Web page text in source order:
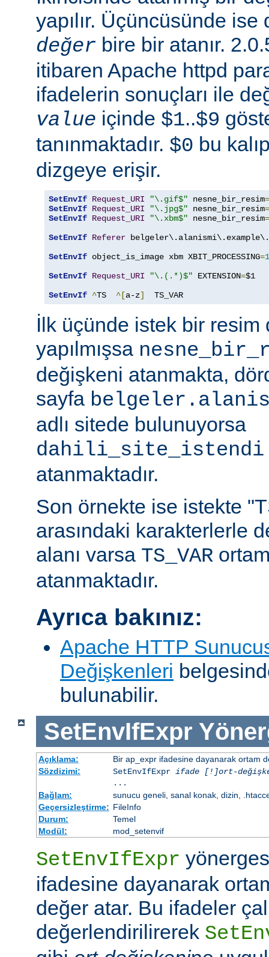
yapılır. Üçüncüsünde
değer bire bir atanır.
itibaren Apache httpd
ifadelerin sonuçları ile
value içinde $1..$9
tanınmaktadır. $0 bu
dizgeye erişir.
SetEnvIf Request_URI "\.gif$" nesne_bir_resim=
SetEnvIf Request_URI "\.jpg$" nesne_bir_resim=
SetEnvIf Request_URI "\.xbm$" nesne_bir_resim=
SetEnvIf Referer
SetEnvIf object_is_image xbm XBIT_PROCESSING=1
SetEnvIf Request_URI "\.(.*)$" EXTENSION=$1
SetEnvIf ^TS ^[a-z]
  TS_VAR
İlk üçünde istek bir resim
yapılmışsa
değişkeni atanmakta,
sayfa
adlı sitede bulunuyorsa
dahili_site_istendi
atanmaktadır.
Son örnekte ise istekte
arasındaki karakterlerle
alanı varsa TS_VAR
atanmaktadır.
Ayrıca bakınız:
Apache HTTP
Değişkenleri
bulunabilir.
SetEnvIfExpr
Açıklama:
Bir ap_expr ifadesine dayanarak ortam
Sözdizimi:
SetEnvIfExpr ifade [!]ort-
...
Bağlam:
sunucu geneli, sanal konak, dizin,
Geçersizleştirme: FileInfo
Durum:
Temel
Modül:
mod_setenvif
SetEnvIfExpr
ifadesine dayanarak
değer atar. Bu ifadeler
değerlendirilirerek